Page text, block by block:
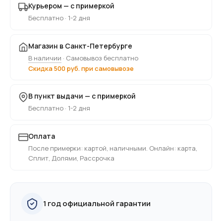
Курьером — с примеркой
Бесплатно · 1-2 дня
Магазин в Санкт-Петербурге
В наличии · Самовывоз бесплатно
Скидка 500 руб. при самовывозе
В пункт выдачи — с примеркой
Бесплатно · 1-2 дня
Оплата
После примерки: картой, наличными. Онлайн: карта,
Сплит, Долями, Рассрочка
1 год официальной гарантии